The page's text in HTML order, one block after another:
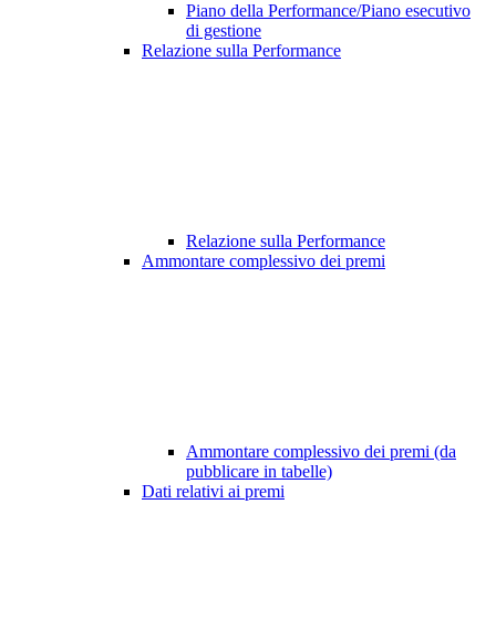
Piano della Performance/Piano esecutivo
di gestione
Relazione sulla Performance
Relazione sulla Performance
Ammontare complessivo dei premi
Ammontare complessivo dei premi (da
pubblicare in tabelle)
Dati relativi ai premi